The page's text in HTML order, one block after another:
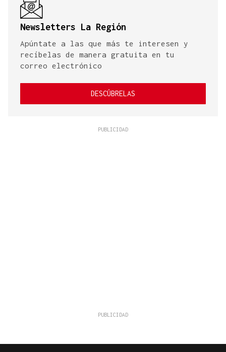
Newsletters La Región
Apúntate a las que más te interesen y
recíbelas de manera gratuita en tu
correo electrónico
DESCÚBRELAS